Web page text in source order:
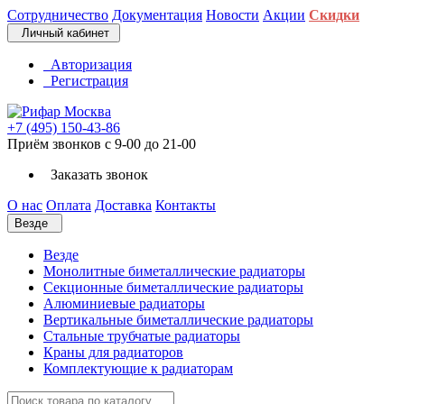
Сотрудничество Документация Новости Акции Скидки
Личный кабинет
Авторизация
Регистрация
+7 (495) 150-43-86
Приём звонков с 9-00 до 21-00
Заказать звонок
О нас Оплата Доставка Контакты
Везде
Везде
Монолитные биметаллические радиаторы
Секционные биметаллические радиаторы
Алюминиевые радиаторы
Вертикальные биметаллические радиаторы
Стальные трубчатые радиаторы
Краны для радиаторов
Комплектующие к радиаторам